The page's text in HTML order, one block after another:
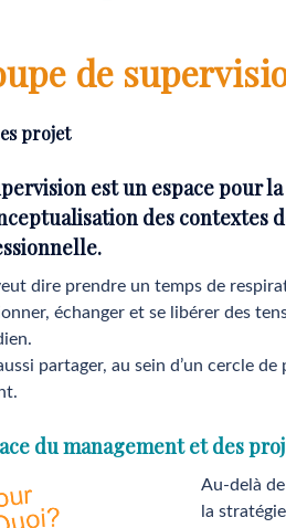
de
projet
est un espace pour
des contextes
dire prendre un temps de
échanger et se libérer des
partager, au sein d’un cercle
du management et des
Au-delà
la